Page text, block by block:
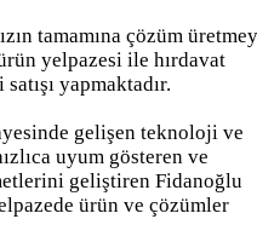
tamamına çözüm
yelpazesi ile hırdavat
yapmaktadır.
gelişen teknoloji ve
uyum gösteren ve
geliştiren Fidanoğlu
ürün ve çözümler